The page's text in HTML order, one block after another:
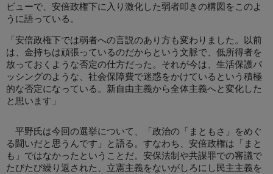
ビューで、安倍政権下に入り激化した弱者叩きの構図をこのよ
うに語っている。
「安倍政権下では弱者への言説のあり方も変わりました。以前
は、金持ちは頑張っているのだからという文脈で、低所得者を
放っておくような否定の仕方だった。それが今は、生活保護バ
ッシングのような、社会保障費で迷惑をかけているという積極
的な否定になっている。新自由主義から全体主義へと変化した
と思います」
平野氏は今回の選挙について、「政治の「まともさ」をめぐ
る闘いだと思うんです」と語る。すなわち、安倍政権は「まと
も」ではなかったということだ。安保法制や共謀罪での審議で
たびたび繰り返された、立憲主義をないがしろにし民主主義を